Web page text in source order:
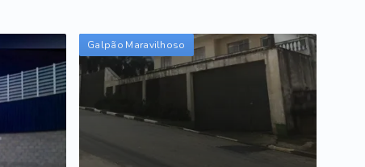
Galpão Maravilhoso